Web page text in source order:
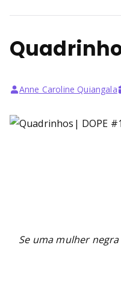
Anne Caroline Quiangala
Se uma mulher